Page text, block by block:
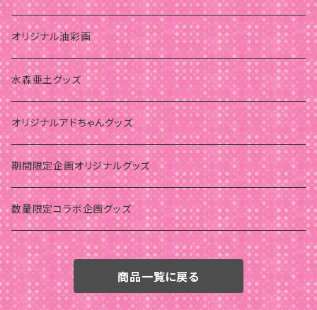
オリジナル油彩画
水森亜土グッズ
オリジナルアドちゃんグッズ
期間限定企画オリジナルグッズ
数量限定コラボ企画グッズ
商品一覧に戻る